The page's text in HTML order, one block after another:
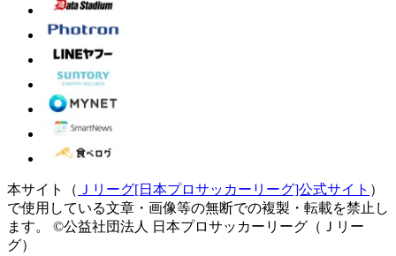
本サイト（ Ｊリーグ[日本プロサッカーリーグ]公式サイト ）
で使用している文章・画像等の無断での複製・転載を禁止し
ます。
©公益社団法人 日本プロサッカーリーグ（Ｊリー
グ）